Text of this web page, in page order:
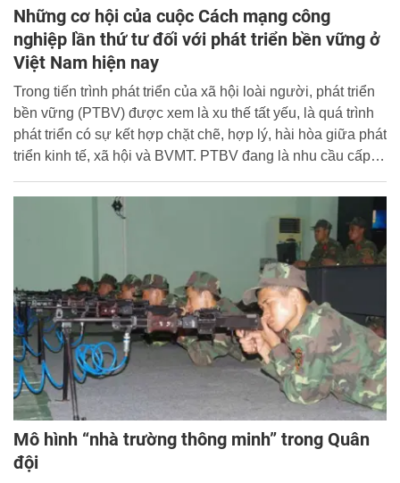
Những cơ hội của cuộc Cách mạng công
nghiệp lần thứ tư đối với phát triển bền vững ở
Việt Nam hiện nay
Trong tiến trình phát triển của xã hội loài người, phát triển
bền vững (PTBV) được xem là xu thế tất yếu, là quá trình
phát triển có sự kết hợp chặt chẽ, hợp lý, hài hòa giữa phát
triển kinh tế, xã hội và BVMT. PTBV đang là nhu cầu cấp
giới và mỗi quốc gia sẽ dựa theo đặc thù kinh tế, xã hội,
chính trị, địa lý, văn hóa...
Mô hình “nhà trường thông minh” trong Quân
đội